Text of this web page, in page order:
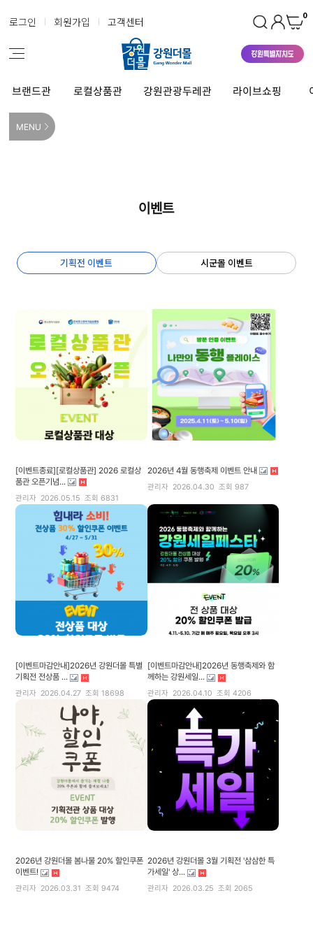
로그인 회원가입 고객센터 0
브랜드관 로컬상품관 강원관광두레관 라이브쇼핑
MENU
이벤트
기획전 이벤트 시군몰 이벤트
[이벤트종료][로컬상품관] 2026 로컬상
품관 오픈기념...
관리자 2026.05.15 조회 6831
2026년 4월 동행축제 이벤트 안내
관리자 2026.04.30 조회 987
[이벤트마감안내]2026년 강원더몰 특별
기획전 전상품 ...
관리자 2026.04.27 조회 18698
[이벤트마감안내]2026년 동행축제와 함
께하는 강원세일...
관리자 2026.04.10 조회 4206
2026년 강원더몰 봄나물 20% 할인쿠폰
이벤트!
관리자 2026.03.31 조회 9474
2026년 강원더몰 3월 기획전 '삼삼한 특
가세일' 상...
관리자 2026.03.25 조회 2065